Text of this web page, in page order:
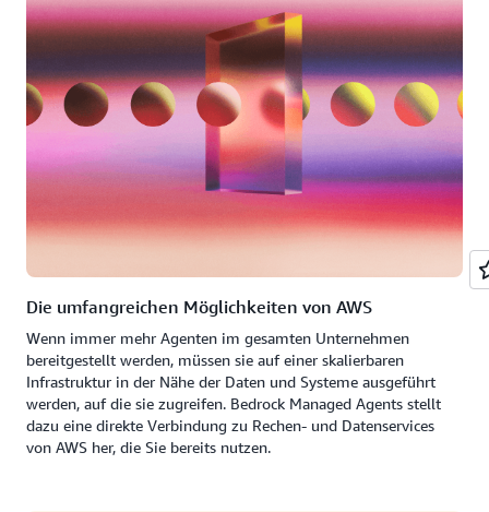
Die umfangreichen Möglichkeiten von AWS
Wenn immer mehr Agenten im gesamten Unternehmen
bereitgestellt werden, müssen sie auf einer skalierbaren
Infrastruktur in der Nähe der Daten und Systeme ausgeführt
werden, auf die sie zugreifen. Bedrock Managed Agents stellt
dazu eine direkte Verbindung zu Rechen- und Datenservices
von AWS her, die Sie bereits nutzen.